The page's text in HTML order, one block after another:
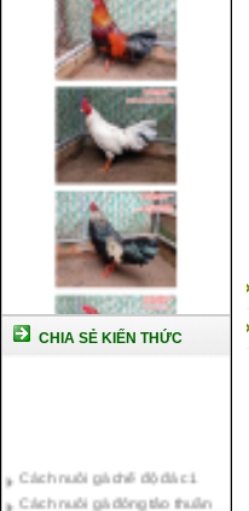
CHIA SẺ KIẾN THỨC
Cách nuôi gà đông tảo thuần
chủng